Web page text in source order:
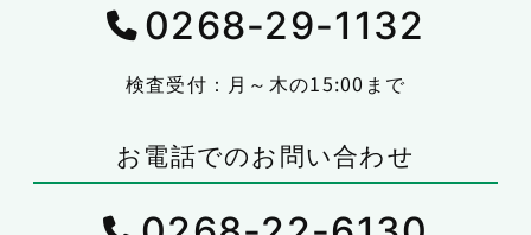
0268-29-1132
検査受付：月～木の15:00まで
お電話でのお問い合わせ